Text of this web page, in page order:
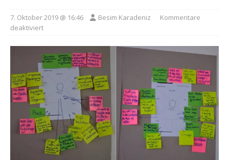
7. Oktober 2019 @ 16:46 Besim Karadeniz
Kommentare
deaktiviert